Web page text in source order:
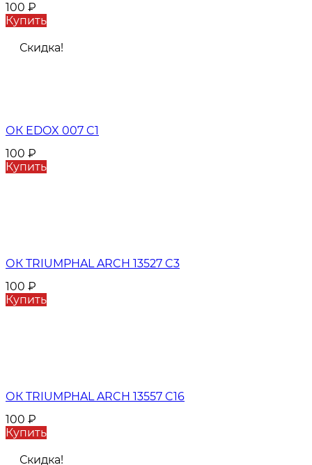
100 ₽
Купить
Скидка!
ОК EDOX 007 C1
100 ₽
Купить
ОК TRIUMPHAL ARCH 13527 C3
100 ₽
Купить
ОК TRIUMPHAL ARCH 13557 C16
100 ₽
Купить
Скидка!